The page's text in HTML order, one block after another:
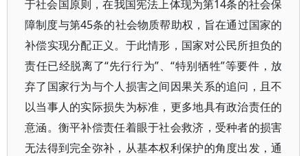
于社会国原则，在我国宪法上体现为第14条的社会保
障制度与第45条的社会物质帮助权，旨在通过国家的
补偿实现分配正义。于此情形，国家对公民所担负的
责任已经脱离了“先行行为”、“特别牺牲”等要件，放
弃了国家行为与个人损害之间因果关系的追问，且不
以当事人的实际损失为标准，更多地具有政治责任的
意涵。衡平补偿责任着眼于社会救济，受种者的损害
无法得到完全弥补，从基本权利保护的角度出发，通